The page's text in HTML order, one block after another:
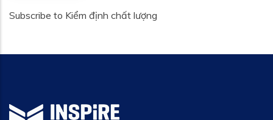
Subscribe to Kiểm định chất lượng